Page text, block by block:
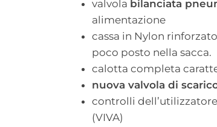
valvola bilanciata
alimentazione
cassa in Nylon
poco posto nella sacca.
calotta completa
nuova valvola di
controlli
(VIVA)